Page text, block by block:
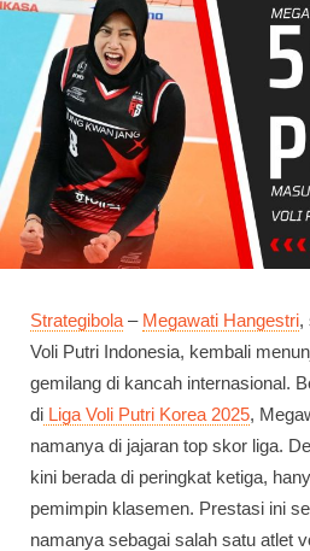
Strategibola – Megawati Hangestri,
Voli Putri Indonesia, kembali
gemilang di kancah internasional.
di Liga Voli Putri Korea 2025,
namanya di jajaran top skor liga.
kini berada di peringkat ketiga,
pemimpin klasemen. Prestasi ini
namanya sebagai salah satu atlet